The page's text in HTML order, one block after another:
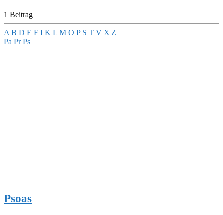
1 Beitrag
A B D E F I K L M O P S T V X Z
Pa Pr Ps
Psoas